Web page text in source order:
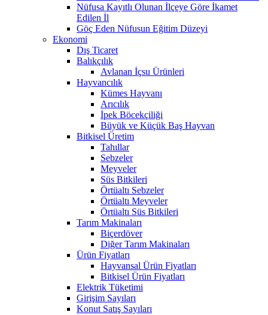
Nüfusa Kayıtlı Olunan İlçeye Göre İkamet
Edilen İl
Göç Eden Nüfusun Eğitim Düzeyi
Ekonomi
Dış Ticaret
Balıkçılık
Avlanan İçsu Ürünleri
Hayvancılık
Kümes Hayvanı
Arıcılık
İpek Böcekçiliği
Büyük ve Küçük Baş Hayvan
Bitkisel Üretim
Tahıllar
Sebzeler
Meyveler
Süs Bitkileri
Örtüaltı Sebzeler
Örtüaltı Meyveler
Örtüaltı Süs Bitkileri
Tarım Makinaları
Biçerdöver
Diğer Tarım Makinaları
Ürün Fiyatları
Hayvansal Ürün Fiyatları
Bitkisel Ürün Fiyatları
Elektrik Tüketimi
Girişim Sayıları
Konut Satış Sayıları